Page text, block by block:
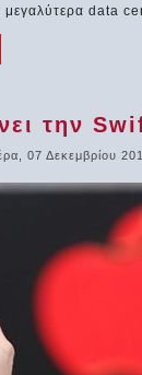
μεγαλύτερα data
την
07 Δεκεμβρίου